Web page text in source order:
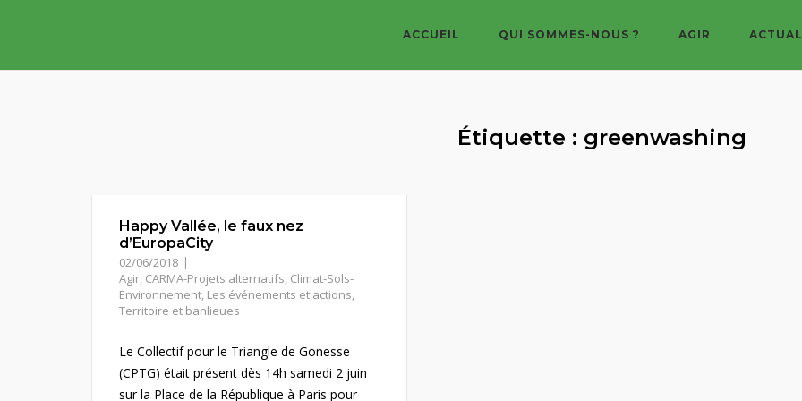
ACCUEIL QUI SOMMES-NOUS ? AGIR
Étiquette : greenwashing
Happy Vallée, le faux nez
d’EuropaCity
02/06/2018
Agir, CARMA-Projets alternatifs, Climat-Sols-
Environnement, Les événements et actions,
Territoire et banlieues
Le Collectif pour le Triangle de Gonesse
(CPTG) était présent dès 14h samedi 2 juin
sur la Place de la République à Paris pour